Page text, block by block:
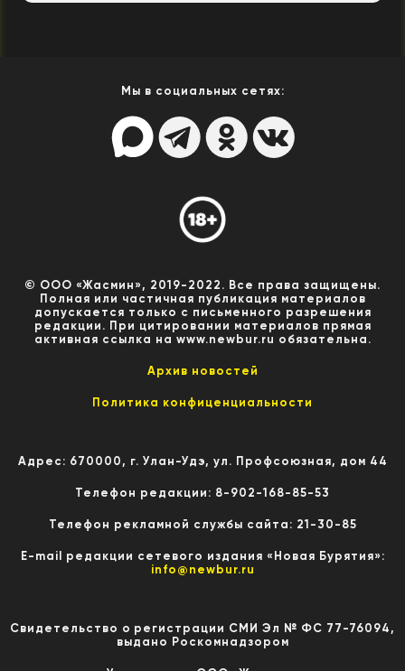
Мы в социальных сетях:
© ООО «Жасмин», 2019-2022. Все права защищены.
Полная или частичная публикация материалов
допускается только с письменного разрешения
редакции. При цитировании материалов прямая
активная ссылка на www.newbur.ru обязательна.
Архив новостей
Политика конфиценциальности
Адрес: 670000, г. Улан-Удэ, ул. Профсоюзная, дом 44
Телефон редакции: 8-902-168-85-53
Телефон рекламной службы сайта: 21-30-85
E-mail редакции сетевого издания «Новая Бурятия»:
info@newbur.ru
Свидетельство о регистрации СМИ Эл № ФС 77-76094,
выдано Роскомнадзором